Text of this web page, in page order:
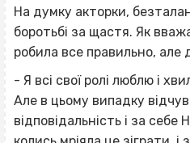
На думку акторки,
боротьбі за щастя. Як
робила все правильно, але
- Я всі свої ролі люблю і
Але в цьому випадку
відповідальність і за